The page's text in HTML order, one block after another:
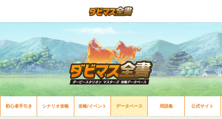
初心者手引き シナリオ攻略 攻略/イベント データベース 用語集 公式サイト